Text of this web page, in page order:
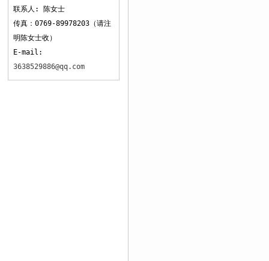
联系人: 陈女士
传真：0769-89978203（请注
明陈女士收）
E-mail:
3638529886@qq.com